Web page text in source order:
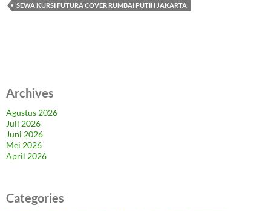
SEWA KURSI FUTURA COVER RUMBAI PUTIH JAKARTA
Archives
Agustus 2026
Juli 2026
Juni 2026
Mei 2026
April 2026
Categories